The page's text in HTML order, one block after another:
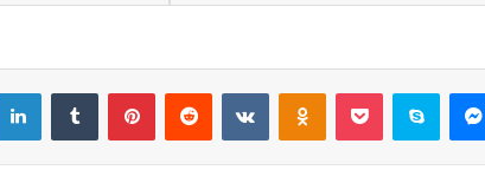
LinkedInTumblr PinterestReddit VKontakteOdnoklassniki
Pocket Skype